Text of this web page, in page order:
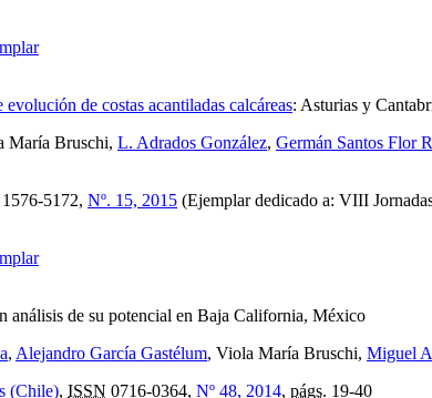
de costas acantiladas calcáreas: Asturias y
María Bruschi, L. Adrados González, Germán Santos Flor
1576-5172, Nº. 15, 2015 (Ejemplar dedicado a: VIII
análisis de su potencial en Baja California, México
, Alejandro García Gastélum, Viola María Bruschi, Miguel
(Chile), ISSN 0716-0364, Nº 48, 2014, págs. 19-40